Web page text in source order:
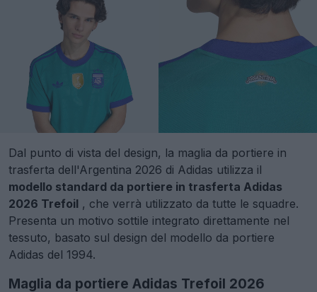
Dal punto di vista del design, la maglia da portiere in
trasferta dell'Argentina 2026 di Adidas utilizza il
modello standard da portiere in trasferta Adidas
2026 Trefoil , che verrà utilizzato da tutte le squadre.
Presenta un motivo sottile integrato direttamente nel
tessuto, basato sul design del modello da portiere
Adidas del 1994.
Maglia da portiere Adidas Trefoil 2026